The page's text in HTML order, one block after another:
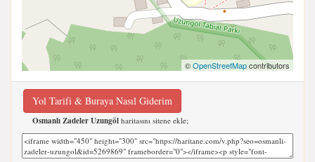
©OpenStreetMapcontributors
Yol Tarifi & Buraya Nasıl Giderim
Osmanlı Zadeler Uzungöl haritasını sitene ekle;